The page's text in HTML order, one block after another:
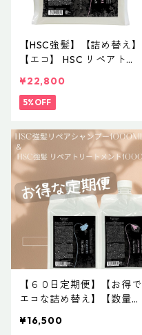
【HSC強髪】【詰め替え】
【エコ】 HSC リペアトリ
¥22,800
5%OFF
【６０日定期便】【お得で
エコな詰め替え】【数量限
リペアシャンプー>1000m
¥16,500